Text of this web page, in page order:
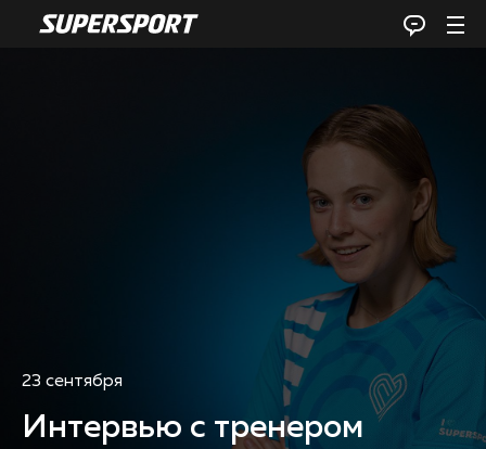
23 сентября
Интервью с тренером